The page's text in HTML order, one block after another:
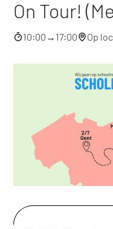
On Tour!
10:00 → 17:00 Op